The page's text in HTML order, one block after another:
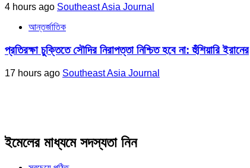
4 hours ago Southeast Asia Journal
আন্তর্জাতিক
প্রতিরক্ষা চুক্তিতে সৌদির নিরাপত্তা নিশ্চিত হবে না: হুঁশিয়ারি ইরানের
17 hours ago Southeast Asia Journal
ইমেলের মাধ্যমে সদস্যতা নিন